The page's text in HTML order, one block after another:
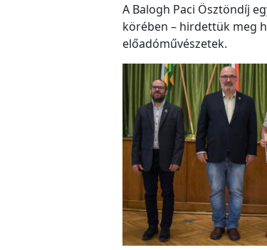
A Balogh Paci Ösztöndíj
körében – hirdettük meg
előadóművészetek.